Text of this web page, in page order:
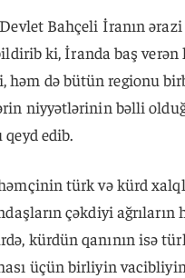
Bahçeli İranın
bildirib ki, İranda baş
həm də bütün regionu
niyyətlərinin bəlli
edib.
türk və kürd
çəkdiyi
kürdün qanının isə
üçün birliyin